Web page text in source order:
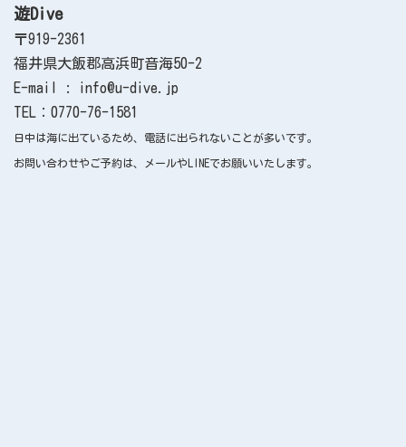
遊Dive
〒919-2361
福井県大飯郡高浜町音海50-2
E-mail : info@u-dive.jp
TEL：0770-76-1581
日中は海に出ているため、電話に出られないことが多いです。
お問い合わせやご予約は、メールやLINEでお願いいたします。